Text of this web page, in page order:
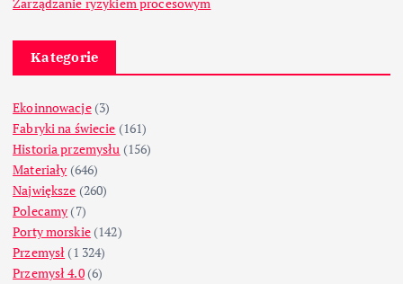
Zarządzanie ryzykiem procesowym
Kategorie
Ekoinnowacje(3)
Fabryki na świecie (161)
Historia przemysłu (156)
Materiały (646)
Największe (260)
Polecamy (7)
Porty morskie(142)
Przemysł (1 324)
Przemysł 4.0(6)